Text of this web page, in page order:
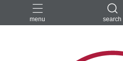
menu search